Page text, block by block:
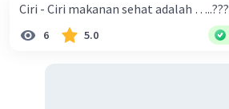
Ciri - Ciri makanan sehat adalah …..???
6 5.0